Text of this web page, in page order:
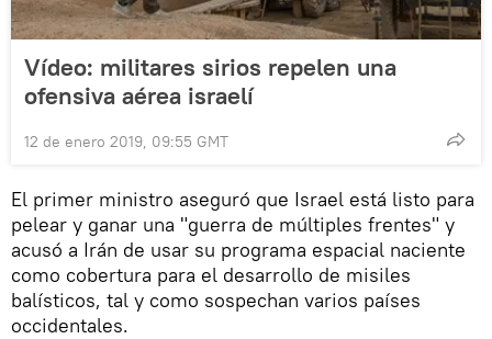
Vídeo: militares sirios repelen una
ofensiva aérea israelí
12 de enero 2019, 09:55 GMT
El primer ministro aseguró que Israel está listo para
pelear y ganar una "guerra de múltiples frentes" y
acusó a Irán de usar su programa espacial naciente
como cobertura para el desarrollo de misiles
balísticos, tal y como sospechan varios países
occidentales.